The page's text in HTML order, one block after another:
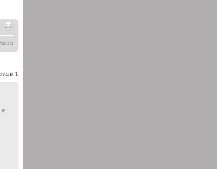
ะบบ
หมด 1
ค.